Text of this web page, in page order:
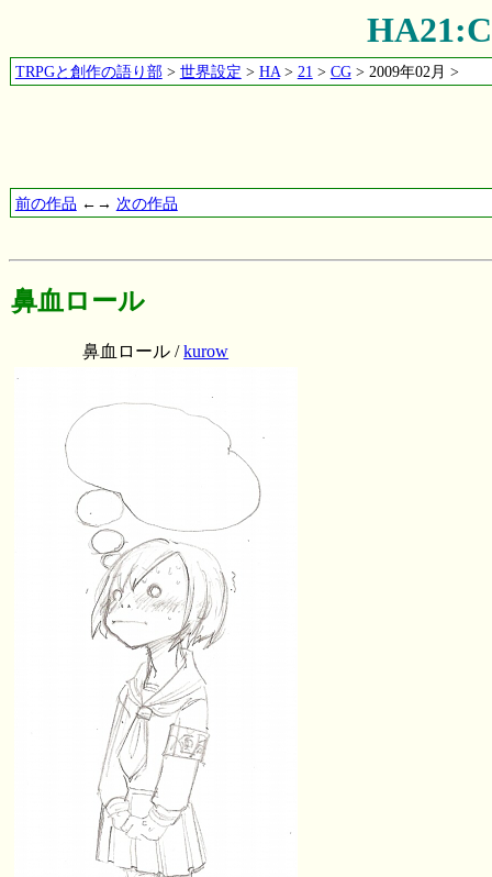
TRPGと創作の語り部> 世界設定 > HA> 21 > CG> 2009年02月 >
前の作品 ←→ 次の作品
鼻血ロール
鼻血ロール /kurow